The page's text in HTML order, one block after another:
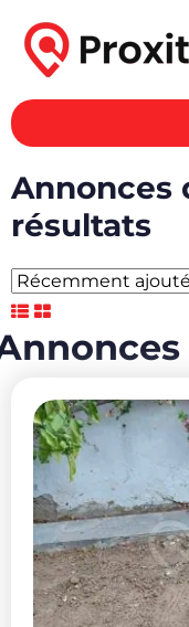
Annonces
résultats